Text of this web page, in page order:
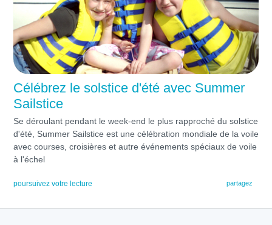
Célébrez le solstice d'été avec Summer
Sailstice
Se déroulant pendant le week-end le plus rapproché du solstice
d'été, Summer Sailstice est une célébration mondiale de la voile
avec courses, croisières et autre événements spéciaux de voile
à l'échel
poursuivez votre lecture partagez